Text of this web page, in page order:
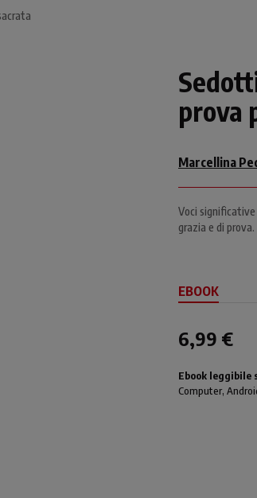
prova
Marcellina
Voci
grazia e di prova.
EBOOK
6,99 €
Ebook leggibile
Computer,